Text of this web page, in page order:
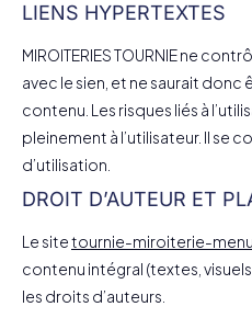
LIENS HYPERTEXTES
MIROITERIES TOURNIE ne
avec le sien, et ne saurait
contenu. Les risques liés à
pleinement à l’utilisateur. Il se
d’utilisation.
DROIT D’AUTEUR ET
Le sitetournie-miroiterie-
contenu intégral (textes,
les droits d’auteurs.